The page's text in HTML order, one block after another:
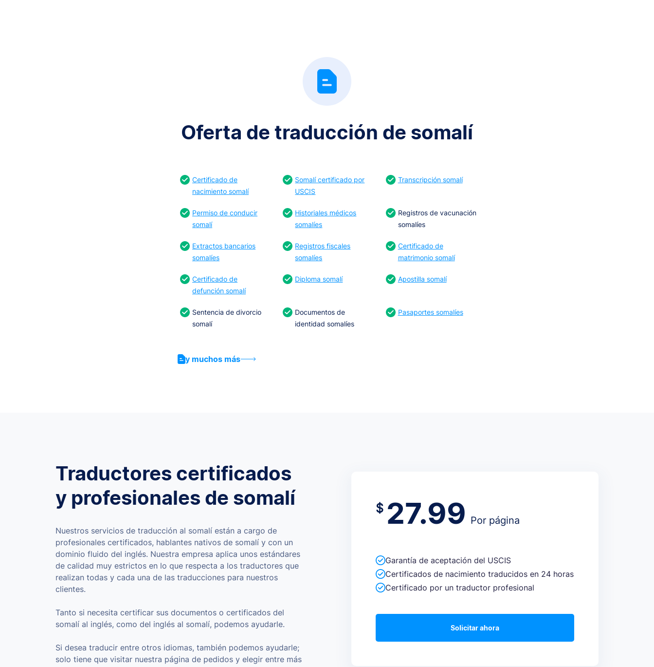
Oferta de traducción de somalí
Certificado de
nacimiento somalí
Somalí certificado por
USCIS
Transcripción somalí
Permiso de conducir
somalí
Historiales médicos
somalíes
Registros de vacunación
somalíes
Extractos bancarios
somalíes
Registros fiscales
somalíes
Certificado de
matrimonio somalí
Certificado de
defunción somalí
Diploma somalí Apostilla somalí
Sentencia de divorcio
somalí
Documentos de
identidad somalíes
Pasaportes somalíes
y muchos más
Traductores certificados
y profesionales de somalí
Nuestros servicios de traducción al somalí están a cargo de
profesionales certificados, hablantes nativos de somalí y con un
dominio fluido del inglés. Nuestra empresa aplica unos estándares
de calidad muy estrictos en lo que respecta a los traductores que
realizan todas y cada una de las traducciones para nuestros
clientes.
Tanto si necesita certificar sus documentos o certificados del
somalí al inglés, como del inglés al somalí, podemos ayudarle.
Si desea traducir entre otros idiomas, también podemos ayudarle;
solo tiene que visitar nuestra página de pedidos y elegir entre más
$ 27.99 Por página
Garantía de aceptación del USCIS
Certificados de nacimiento traducidos en 24 horas
Certificado por un traductor profesional
Solicitar ahora